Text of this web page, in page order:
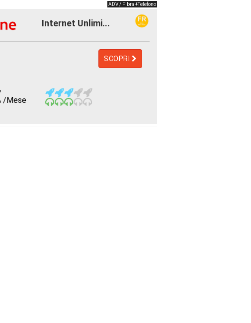
ADV / Fibra +Telefono
Internet Unlimi...
SCOPRI
/Mese